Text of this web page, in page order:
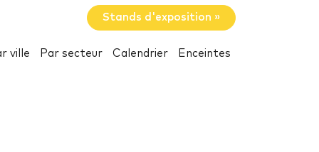
Stands d'exposition »
ville Par secteur Calendrier Enceintes